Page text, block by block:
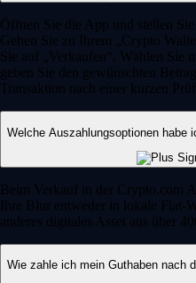
Öffnen Sie die App und stellen
Gehen Sie zu Ihrem „Crypto
Sie auf „Verkaufen“. Wählen Sie
geben Sie den gewünschten
Transaktion nach einer kurzen
Welche Auszahlungsoptionen habe
Beim Verkauf in der Crypto.com
Ihre Blur entweder in lokale Fiat-
anderes digitales Asset aus über
Wie zahle ich mein Guthaben nach